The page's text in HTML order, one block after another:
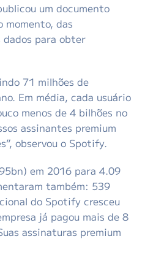
um documento
momento, das
dados para obter
71 milhões de
Em média, cada usuário
menos de 4 bilhões no
assinantes premium
observou o Spotify.
em 2016 para 4.09
também: 539
do Spotify cresceu
já pagou mais de 8
assinaturas premium